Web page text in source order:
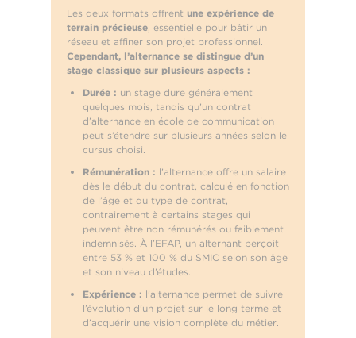
Les deux formats offrent une expérience de
terrain précieuse, essentielle pour bâtir un
réseau et affiner son projet professionnel.
Cependant, l’alternance se distingue d’un
stage classique sur plusieurs aspects :
Durée : un stage dure généralement
quelques mois, tandis qu’un contrat
d’alternance en école de communication
peut s’étendre sur plusieurs années selon le
cursus choisi.
Rémunération : l’alternance offre un salaire
dès le début du contrat, calculé en fonction
de l’âge et du type de contrat,
contrairement à certains stages qui
peuvent être non rémunérés ou faiblement
indemnisés. À l’EFAP, un alternant perçoit
entre 53 % et 100 % du SMIC selon son âge
et son niveau d’études.
Expérience : l’alternance permet de suivre
l’évolution d’un projet sur le long terme et
d’acquérir une vision complète du métier.